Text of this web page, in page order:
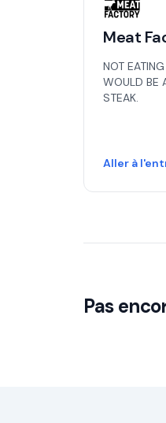
Meat
NOT
WOULD BE
STEAK.
Aller à
Pas